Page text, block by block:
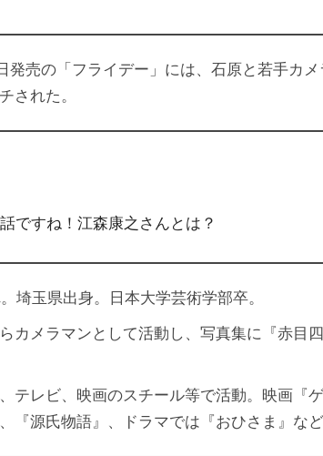
発売の「フライデー」には、石原と若手カ
された。
ですね！江森康之さんとは？
埼玉県出身。日本大学芸術学部卒。
カメラマンとして活動し、写真集に『赤目
テレビ、映画のスチール等で活動。映画『
、『源氏物語』、ドラマでは『おひさま』な